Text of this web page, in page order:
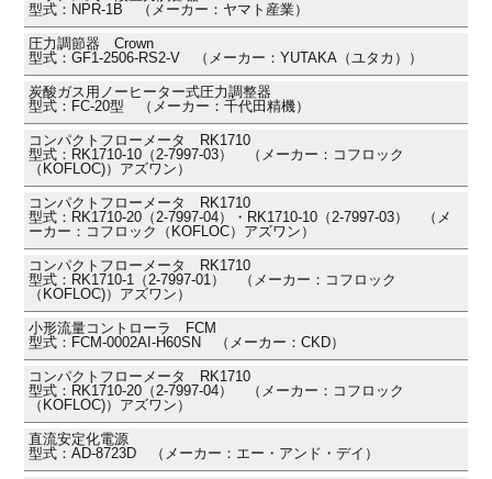
型式：NPR-1B （メーカー：ヤマト産業）
圧力調節器 Crown
型式：GF1-2506-RS2-V （メーカー：YUTAKA（ユタカ））
炭酸ガス用ノーヒーター式圧力調整器
型式：FC-20型 （メーカー：千代田精機）
コンパクトフローメータ RK1710
型式：RK1710-10（2-7997-03） （メーカー：コフロック
（KOFLOC)）アズワン）
コンパクトフローメータ RK1710
型式：RK1710-20（2-7997-04）・RK1710-10（2-7997-03） （メ
ーカー：コフロック（KOFLOC）アズワン）
コンパクトフローメータ RK1710
型式：RK1710-1（2-7997-01） （メーカー：コフロック
（KOFLOC)）アズワン）
小形流量コントローラ FCM
型式：FCM-0002AI-H60SN （メーカー：CKD）
コンパクトフローメータ RK1710
型式：RK1710-20（2-7997-04） （メーカー：コフロック
（KOFLOC)）アズワン）
直流安定化電源
型式：AD-8723D （メーカー：エー・アンド・デイ）